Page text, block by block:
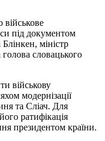
під документом
міністр
словацького
військову
модернізації
та Сліач. Для
ратифікація
президентом країни.